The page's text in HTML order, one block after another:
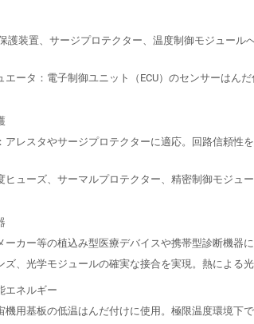
護装置、サージプロテクター、温度制御モジュール
エータ：電子制御ユニット（ECU）のセンサーはん
アレスタやサージプロテクターに適応。回路信頼性
ヒューズ、サーマルプロテクター、精密制御モジュ
ーカー等の植込み型医療デバイスや携帯型診断機器
ズ、光学モジュールの確実な接合を実現。熱による
エネルギー
機用基板の低温はんだ付けに使用。極限温度環境下